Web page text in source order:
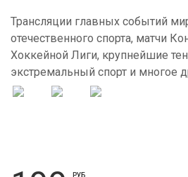
Трансляции главных событий
отечественного спорта, матчи
Хоккейной Лиги, крупнейшие
экстремальный спорт и многое
РУБ